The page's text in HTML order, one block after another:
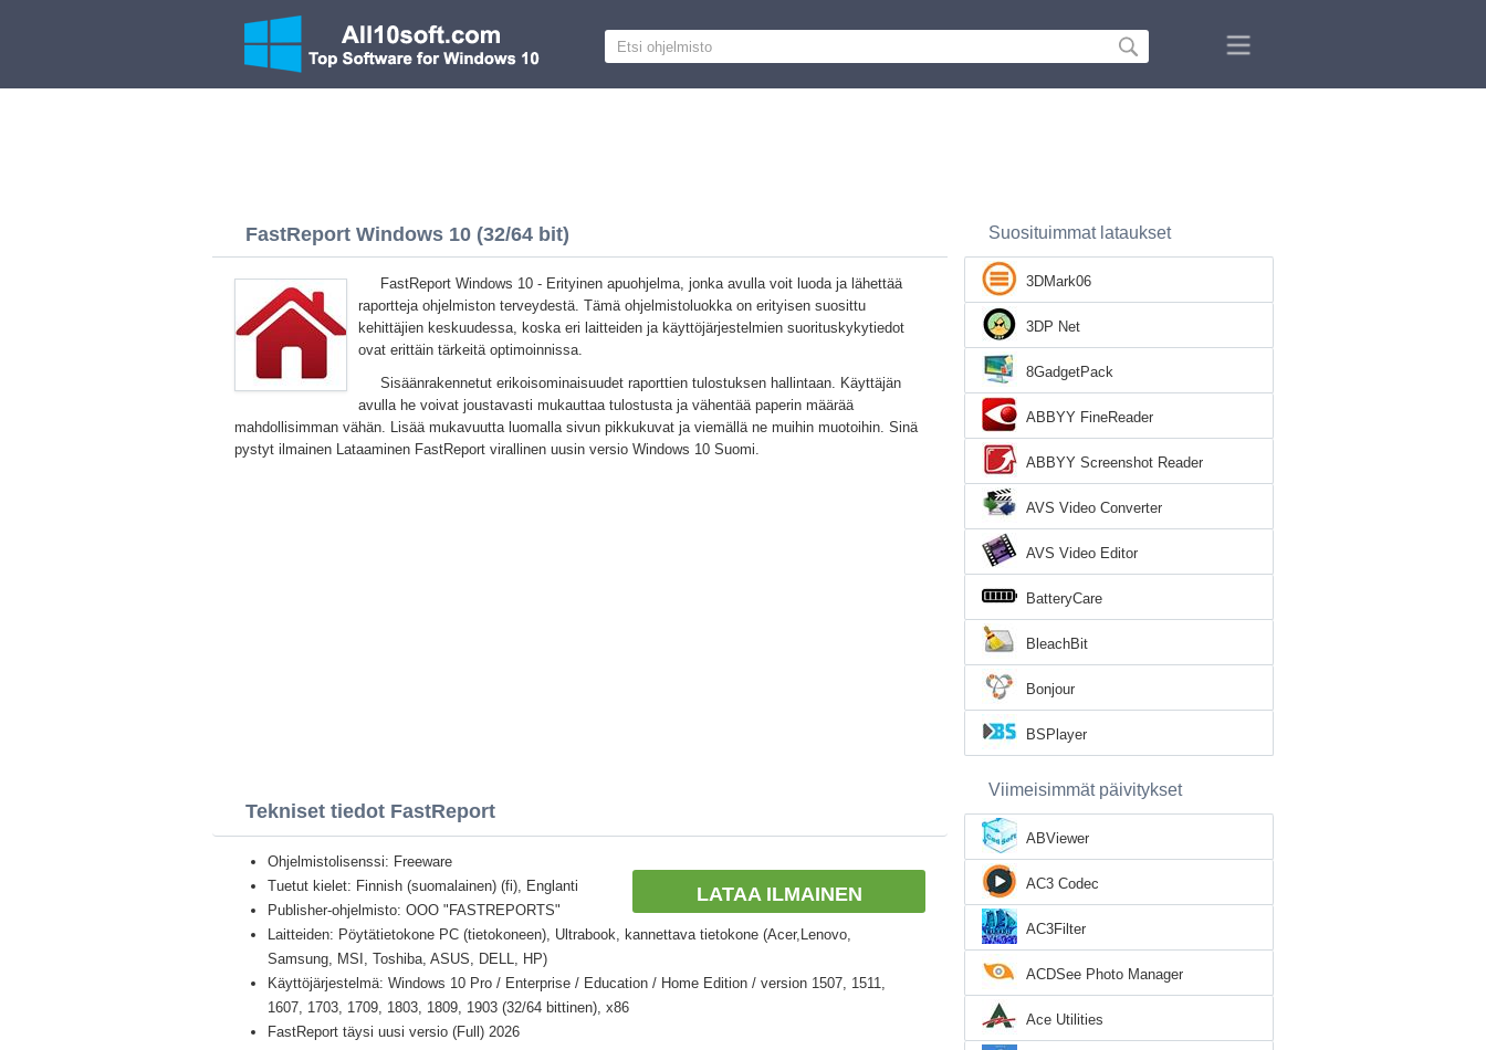
FastReport Windows 10 (32/64 bit)
FastReport Windows 10 - Erityinen apuohjelma, jonka avulla voit luoda ja lähettää
raportteja ohjelmiston terveydestä. Tämä ohjelmistoluokka on erityisen suosittu
kehittäjien keskuudessa, koska eri laitteiden ja käyttöjärjestelmien suorituskykytiedot
ovat erittäin tärkeitä optimoinnissa.
Sisäänrakennetut erikoisominaisuudet raporttien tulostuksen hallintaan. Käyttäjän
avulla he voivat joustavasti mukauttaa tulostusta ja vähentää paperin määrää
mahdollisimman vähän. Lisää mukavuutta luomalla sivun pikkukuvat ja viemällä ne muihin muotoihin. Sinä
pystyt ilmainen Lataaminen FastReport virallinen uusin versio Windows 10 Suomi.
Tekniset tiedot FastReport
LATAA ILMAINEN
Ohjelmistolisenssi: Freeware
Tuetut kielet: Finnish (suomalainen) (fi), Englanti
Publisher-ohjelmisto: OOO "FASTREPORTS"
Laitteiden: Pöytätietokone PC (tietokoneen), Ultrabook, kannettava tietokone (Acer,Lenovo,
Samsung, MSI, Toshiba, ASUS, DELL, HP)
Käyttöjärjestelmä: Windows 10 Pro / Enterprise / Education / Home Edition / version 1507, 1511,
1607, 1703, 1709, 1803, 1809, 1903 (32/64 bittinen), x86
FastReport täysi uusi versio (Full) 2026
Suosituimmat lataukset
3DMark06
3DP Net
8GadgetPack
ABBYY FineReader
ABBYY Screenshot Reader
AVS Video Converter
AVS Video Editor
BatteryCare
BleachBit
Bonjour
BSPlayer
Viimeisimmät päivitykset
ABViewer
AC3 Codec
AC3Filter
ACDSee Photo Manager
Ace Utilities